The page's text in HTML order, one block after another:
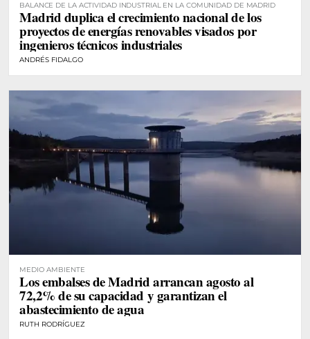
BALANCE DE LA ACTIVIDAD INDUSTRIAL EN LA COMUNIDAD DE MADRID
Madrid duplica el crecimiento nacional de los
proyectos de energías renovables visados por
ingenieros técnicos industriales
ANDRÉS FIDALGO
MEDIO AMBIENTE
Los embalses de Madrid arrancan agosto al
72,2% de su capacidad y garantizan el
abastecimiento de agua
RUTH RODRÍGUEZ